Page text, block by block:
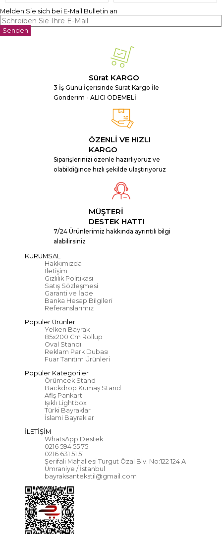
Melden Sie sich bei E-Mail Bulletin an
Senden
Sürat KARGO
3 İş Günü İçerisinde Sürat Kargo İle
Gönderim - ALICI ÖDEMELİ
ÖZENLİ VE HIZLI
KARGO
Siparişlerinizi özenle hazırlıyoruz ve
olabildiğince hızlı şekilde ulaştırıyoruz
MÜŞTERİ
DESTEK HATTI
7/24 Ürünlerimiz hakkında ayrıntılı bilgi
alabilirsiniz
KURUMSAL
Hakkımızda
İletişim
Gizlilik Politikası
Satış Sözleşmesi
Garanti ve İade
Banka Hesap Bilgileri
Referanslarımız
Popüler Ürünler
Yelken Bayrak
85x200 Cm Rollup
Oval Standı
Reklam Park Dubası
Fuar Tanıtım Ürünleri
Popüler Kategoriler
Örümcek Stand
Backdrop Kumaş Stand
Afiş Pankart
Işıklı Lightbox
Türki Bayraklar
İslami Bayraklar
İLETİŞİM
WhatsApp Destek
0216 594 55 75
0216 631 51 51
Şerifali Mahallesi Turgut Özal Blv. No:122 124 A
Ümraniye / İstanbul
bayraksantekstil@gmail.com